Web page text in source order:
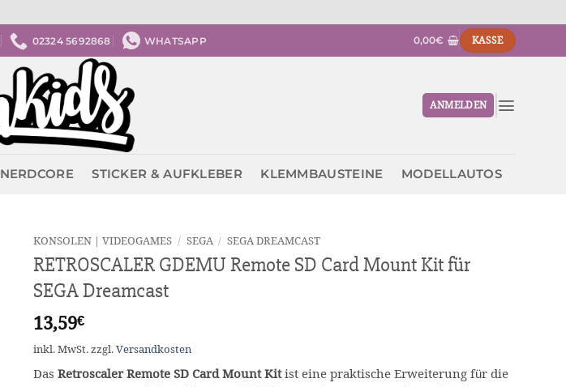
02324 5692868 WHATSAPP 0,00€ KASSE
ANMELDEN
NERDCORE STICKER & AUFKLEBER KLEMMBAUSTEINE MODELLAUTOS
KONSOLEN | VIDEOGAMES / SEGA / SEGA DREAMCAST
RETROSCALER GDEMU Remote SD Card Mount Kit für
SEGA Dreamcast
13,59€
inkl. MwSt.zzgl.Versandkosten
Das Retroscaler Remote SD Card Mount Kitist eine praktische Erweiterung für die